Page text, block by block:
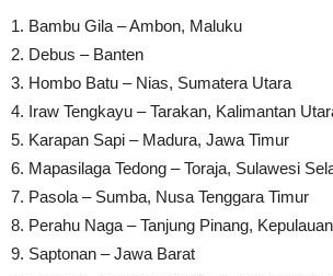
1. Bambu Gila – Ambon, Maluku
2. Debus – Banten
3. Hombo Batu – Nias, Sumatera Utara
4. Iraw Tengkayu – Tarakan, Kalimantan
5. Karapan Sapi – Madura, Jawa Timur
6. Mapasilaga Tedong – Toraja, Sulawesi
7. Pasola – Sumba, Nusa Tenggara Timur
8. Perahu Naga – Tanjung Pinang,
9. Saptonan – Jawa Barat